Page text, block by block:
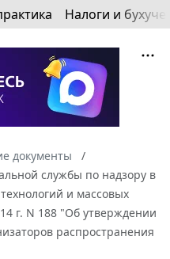
Налоги и
документы
службы по надзору в
и массовых
г. N 188 "Об утверждении
распространения